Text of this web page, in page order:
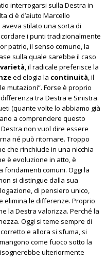
interrogarsi sulla Destra in
ci è d’aiuto Marcello
aveva stilato una sorta di
i punti tradizionalmente
patrio, il senso comune, la
sulla quale sarebbe il caso
varietà, il radicale preferisce la
ed elogia la continuità, il
mutazioni”. Forse è proprio
tra Destra e Sinistra.
(quante volte lo abbiamo già
a comprendere questo
non vuol dire essere
né può ritornare. Troppo
che rinchiude in una nicchia
è evoluzione in atto, è
fondamenti comuni. Oggi la
si distingue dalla sua
di pensiero unico,
elimina le differenze. Proprio
la Destra valorizza. Perché la
Oggi si teme sempre di
e allora si sfuma, si
come fuoco sotto la
ulteriormente